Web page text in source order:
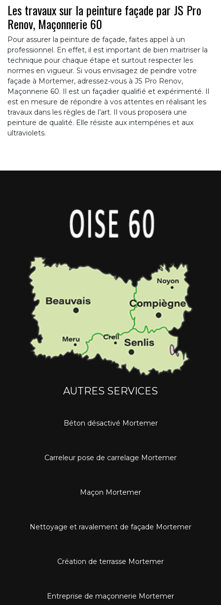
Les travaux sur la peinture façade par JS Pro
Renov, Maçonnerie 60
Pour assurer la peinture de façade, faites appel à un
professionnel. En effet, il est important de bien maitriser la
technique pour chaque étape et surtout respecter les
normes en vigueur. Si vous envisagez de peindre votre
façade à Mortemer, adressez-vous à JS Pro Renov,
Maçonnerie 60. Il est un façadier qualifié et expérimenté. Il
est en mesure de répondre à vos attentes en réalisant les
travaux dans les règles de l’art. Il vous proposera une
peinture de qualité. Elle résiste aux intempéries et aux
ultraviolets.
AUTRES SERVICES
Béton désactivé Mortemer
Carreleur pose de carrelage Mortemer
Maçon Mortemer
Nettoyage et ravalement de façade Mortemer
Création de terrasse Mortemer
Entreprise de maçonnerie Mortemer